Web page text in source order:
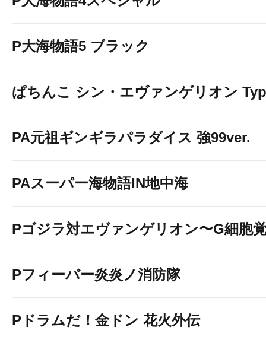
当日の新台OPEN時
店内告知・店内放送・SNS・ぱちタ
※新台コーナー以外は平常通り 9
P大海物語5 ブラック
ぱちんこ シン・エヴァンゲリオン
PA元祖ギンギラパラダイス 強99ver.
PAスーパー海物語IN地中海
Pゴジラ対エヴァンゲリオン〜G細胞
Pフィーバー炎炎ノ消防隊
Pドラムだ！金ドン 花火外伝